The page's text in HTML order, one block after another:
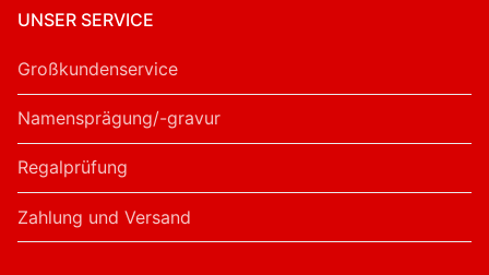
UNSER SERVICE
Großkundenservice
Namensprägung/-gravur
Regalprüfung
Zahlung und Versand